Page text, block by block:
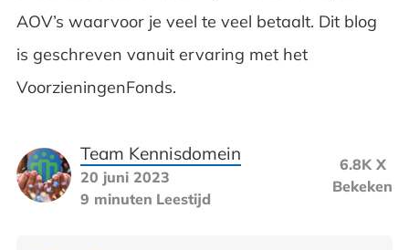
AOV’s waarvoor je veel te veel betaalt. Dit blog
is geschreven vanuit ervaring met het
VoorzieningenFonds.
Team Kennisdomein
20 juni 2023
9 minuten Leestijd
6.8K X
Bekeken